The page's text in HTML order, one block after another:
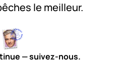
le meilleur.
— suivez-nous.